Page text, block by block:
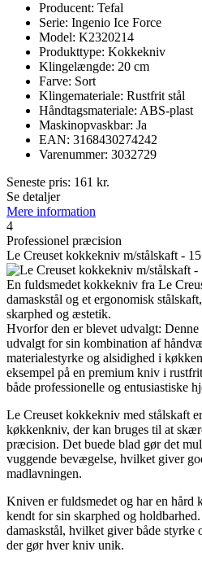
Producent: Tefal
Serie: Ingenio Ice Force
Model: K2320214
Produkttype: Kokkekniv
Klingelængde: 20 cm
Farve: Sort
Klingemateriale: Rustfrit stål
Håndtagsmateriale: ABS-plast
Maskinopvaskbar: Ja
EAN: 3168430274242
Varenummer: 3032729
Seneste pris: 161 kr.
Se detaljer
Mere information
4
Professionel præcision
Le Creuset kokkekniv m/stålskaft -
En fuldsmedet kokkekniv fra Le
damaskstål og et ergonomisk
skarphed og æstetik.
Hvorfor den er blevet udvalgt:
udvalgt for sin kombination af
materialestyrke og alsidighed i
eksempel på en premium kniv i
både professionelle og entusiastiske
Le Creuset kokkekniv med stålskaft
køkkenkniv, der kan bruges til at
præcision. Det buede blad gør det
vuggende bevægelse, hvilket giver
madlavningen.
Kniven er fuldsmedet og har en hård
kendt for sin skarphed og
damaskstål, hvilket giver både styrke
der gør hver kniv unik.